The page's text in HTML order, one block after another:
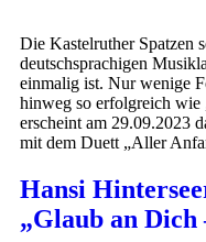
Die Kastelruther Spatzen
deutschsprachigen
einmalig ist. Nur wenige
hinweg so erfolgreich wie
erscheint am 29.09.2023
mit dem Duett „Aller
Hansi
„Glaub an Dich